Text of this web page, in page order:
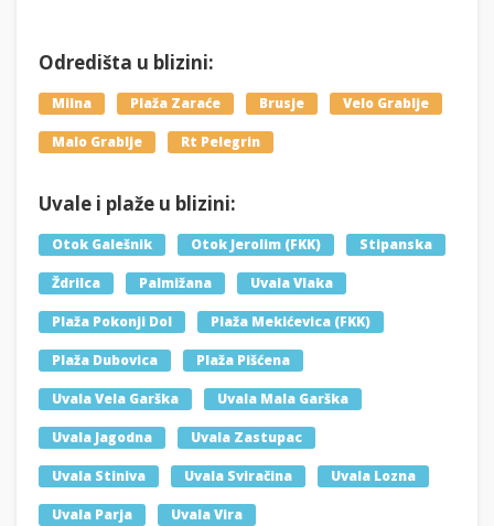
Odredišta u blizini:
Milna Plaža Zaraće Brusje Velo Grablje
Malo Grablje Rt Pelegrin
Uvale i plaže u blizini:
Otok Galešnik Otok Jerolim (FKK) Stipanska
Ždrilca Palmižana Uvala Vlaka
Plaža Pokonji Dol Plaža Mekićevica (FKK)
Plaža Dubovica Plaža Pišćena
Uvala Vela Garška Uvala Mala Garška
Uvala Jagodna Uvala Zastupac
Uvala Stiniva Uvala Sviračina Uvala Lozna
Uvala Parja Uvala Vira